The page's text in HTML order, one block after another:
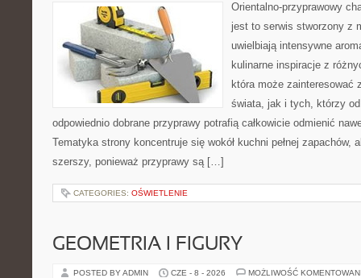
Orientalno-przyprawowy
jest to serwis stworzony z
uwielbiają intensywne
kulinarne inspiracje z
która może zainteresować
świata, jak i tych, którzy
odpowiednio dobrane przyprawy potrafią całkowicie odmienić
Tematyka strony koncentruje się wokół kuchni pełnej zapachów,
szerszy, ponieważ przyprawy są […]
CATEGORIES: OŚWIETLENIE
GEOMETRIA I FIGURY
POSTED BY ADMIN CZE - 8 - 2026 MOŻLIWOŚĆ